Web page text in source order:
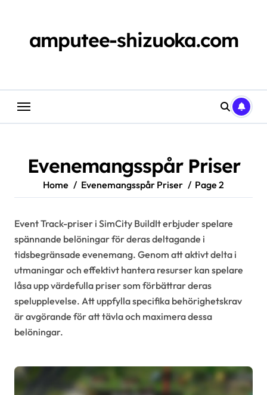
amputee-shizuoka.com
Evenemangsspår Priser
Home Evenemangsspår Priser Page 2
Event Track-priser i SimCity BuildIt erbjuder spelare
spännande belöningar för deras deltagande i
tidsbegränsade evenemang. Genom att aktivt delta i
utmaningar och effektivt hantera resurser kan spelare
låsa upp värdefulla priser som förbättrar deras
spelupplevelse. Att uppfylla specifika behörighetskrav
är avgörande för att tävla och maximera dessa
belöningar.